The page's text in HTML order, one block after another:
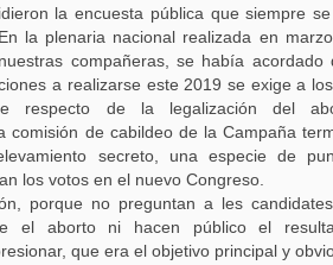
la encuesta pública que siempre
la plenaria nacional realizada en
compañeras, se había acordado
a realizarse este 2019 se exige a
respecto de la legalización del
comisión de cabildeo de la Campaña
secreto, una especie de
los votos en el nuevo Congreso.
porque no preguntan a les
el aborto ni hacen público el
que era el objetivo principal y